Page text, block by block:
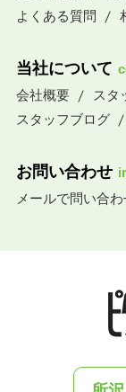
よくある質問
当社について
会社概要
スタ
スタッフブログ
お問い合わせ
メールで問い合